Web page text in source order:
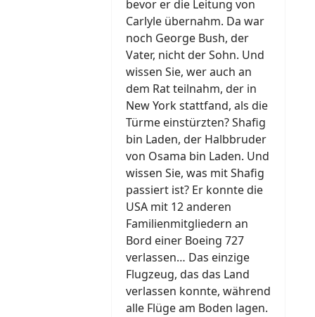
bevor er die Leitung von
Carlyle übernahm. Da war
noch George Bush, der
Vater, nicht der Sohn. Und
wissen Sie, wer auch an
dem Rat teilnahm, der in
New York stattfand, als die
Türme einstürzten? Shafig
bin Laden, der Halbbruder
von Osama bin Laden. Und
wissen Sie, was mit Shafig
passiert ist? Er konnte die
USA mit 12 anderen
Familienmitgliedern an
Bord einer Boeing 727
verlassen… Das einzige
Flugzeug, das das Land
verlassen konnte, während
alle Flüge am Boden lagen.